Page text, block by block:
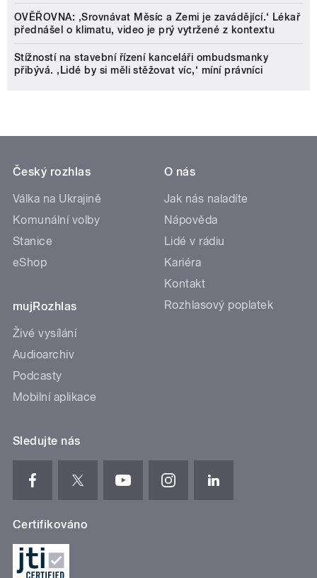
OVĚŘOVNA: ‚Srovnávat Měsíc a Zemi je zavádějící.‘ Lékař
přednášel o klimatu, video je prý vytržené z kontextu
Stížností na stavební řízení kanceláři ombudsmanky
přibývá. ‚Lidé by si měli stěžovat víc,‘ míní právníci
Český rozhlas
Válka na Ukrajině
Komunální volby
Stanice
eShop
mujRozhlas
Živé vysílání
Audioarchiv
Podcasty
Mobilní aplikace
O nás
Jak nás naladíte
Nápověda
Lidé v rádiu
Kariéra
Kontakt
Rozhlasový poplatek
Sledujte nás
Certifikováno